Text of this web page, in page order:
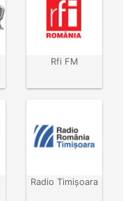
Rfi FM
Radio Timişoara